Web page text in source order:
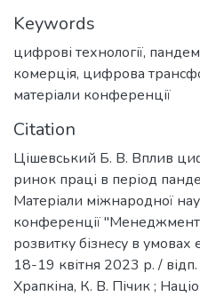
Keywords
цифрові технології,
комерція, цифрова
матеріали конференції
Citation
Цішевський Б. В. Вплив
ринок праці в період
Матеріали міжнародної
конференції
розвитку бізнесу в
18-19 квітня 2023 р. /
Храпкіна, К. В. Пічик ;